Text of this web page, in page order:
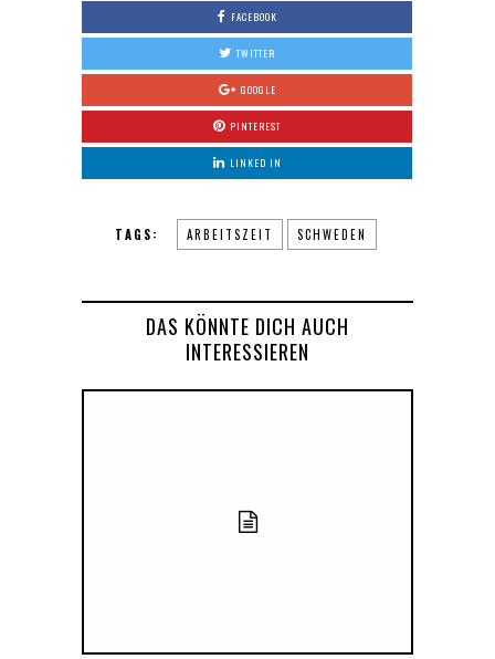
FACEBOOK
TWITTER
GOOGLE
PINTEREST
LINKED IN
TAGS: ARBEITSZEIT SCHWEDEN
DAS KÖNNTE DICH AUCH
INTERESSIEREN